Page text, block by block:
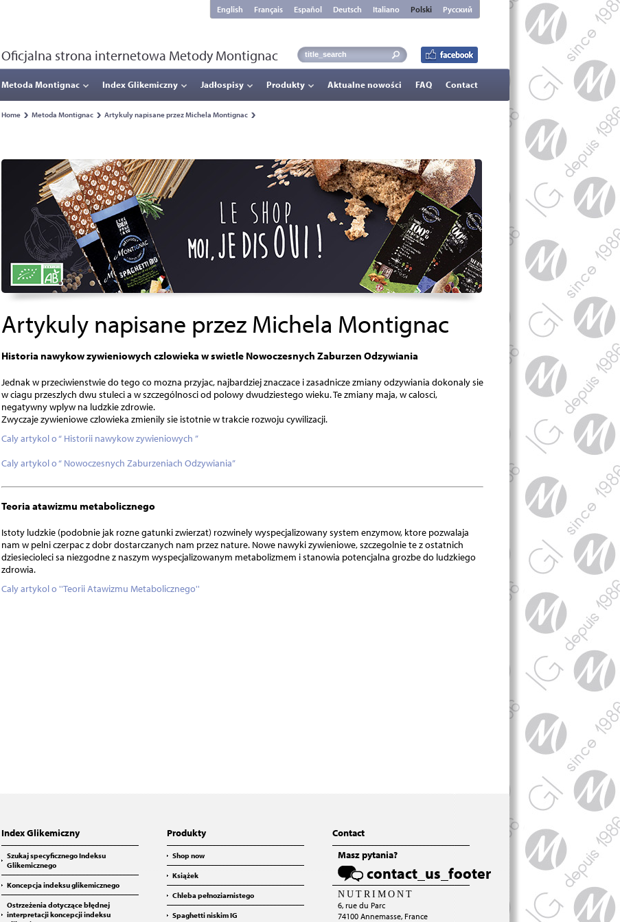
English Français Español Deutsch Italiano Polski Русский
Oficjalna strona internetowa Metody Montignac
Metoda Montignac Index Glikemiczny Jadłospisy Produkty Aktualne nowości FAQ Contact
Home Metoda Montignac Artykuly napisane przez Michela Montignac
Artykuly napisane przez Michela Montignac
Historia nawykow zywieniowych czlowieka w swietle Nowoczesnych Zaburzen Odzywiania
Jednak w przeciwienstwie do tego co mozna przyjac, najbardziej znaczace i zasadnicze zmiany odzywiania dokonaly sie
w ciagu przeszlych dwu stuleci a w szczególnosci od polowy dwudziestego wieku. Te zmiany maja, w calosci,
negatywny wplyw na ludzkie zdrowie.
Zwyczaje zywieniowe czlowieka zmienily sie istotnie w trakcie rozwoju cywilizacji.
Caly artykol o “ Historii nawykow zywieniowych ”
Caly artykol o “ Nowoczesnych Zaburzeniach Odzywiania”
Teoria atawizmu metabolicznego
Istoty ludzkie (podobnie jak rozne gatunki zwierzat) rozwinely wyspecjalizowany system enzymow, ktore pozwalaja
nam w pelni czerpac z dobr dostarczanych nam przez nature. Nowe nawyki zywieniowe, szczegolnie te z ostatnich
dziesiecioleci sa niezgodne z naszym wyspecjalizowanym metabolizmem i stanowia potencjalna grozbe do ludzkiego
zdrowia.
Caly artykol o ''Teorii Atawizmu Metabolicznego''
Index Glikemiczny
Szukaj specyficznego Indeksu
Glikemicznego
Koncepcja indeksu glikemicznego
Ostrzeżenia dotyczące błędnej
interpretacji koncepcji indeksu
Produkty
Shop now
Książek
Chleba pełnoziarnistego
Spaghetti niskim IG
Contact
Masz pytania?
contact_us_footer
N U T R I M O N T
6, rue du Parc
74100 Annemasse, France